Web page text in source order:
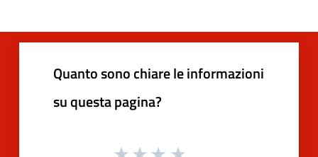
Quanto sono chiare le informazioni
su questa pagina?